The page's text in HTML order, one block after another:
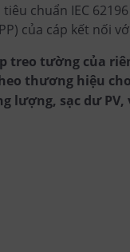
chuẩn IEC 62196
của cáp kết nối
treo tường của
thương hiệu
lượng, sạc dư PV,